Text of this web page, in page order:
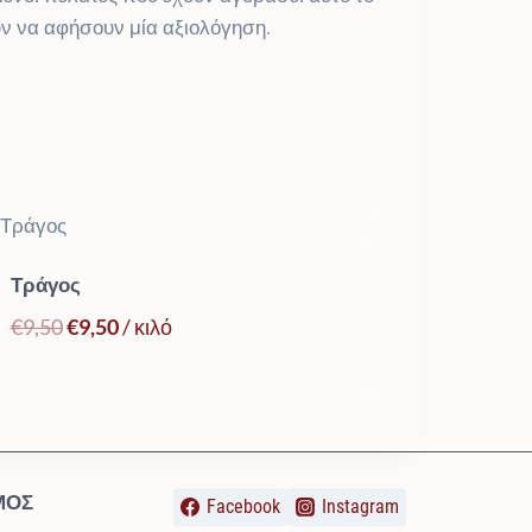
να αφήσουν μία αξιολόγηση.
Τράγος
€9,50Original
€9,50Η
€9,50.
/ κιλό
Facebook Instagram